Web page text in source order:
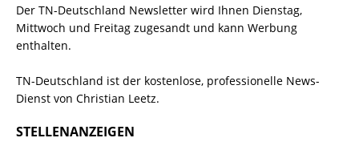
Der TN-Deutschland Newsletter wird Ihnen Dienstag,
Mittwoch und Freitag zugesandt und kann Werbung
enthalten.
TN-Deutschland ist der kostenlose, professionelle News-
Dienst von Christian Leetz.
STELLENANZEIGEN